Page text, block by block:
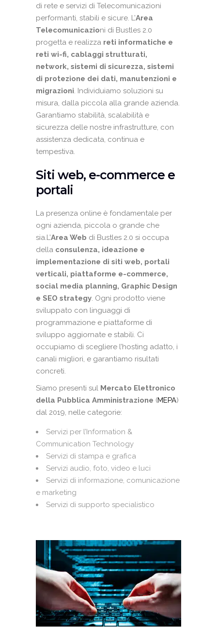
di rete e servizi di Telecomunicazioni
performanti, stabili e sicure. L’Area
Telecomunicazioni di Bustles 2.0
progetta e realizza reti informatiche e
reti wi-fi, cablaggi strutturati,
network, sistemi di sicurezza, sistemi
di protezione dei dati, manutenzioni e
migrazioni. Individuiamo soluzioni su
misura, dalla piccola alla grande azienda.
Garantiamo stabilità, scalabilità e
sicurezza delle nostre infrastrutture, con
assistenza dedicata, continua e
tempestiva.
Siti web, e-commerce e
portali
La presenza online è fondamentale per
ogni azienda, piccola o grande che
sia.L’Area Web di Bustles 2.0 si occupa
della consulenza, ideazione e
implementazione di siti web, portali
verticali, piattaforme e-commerce,
social media planning, Graphic Design
e SEO strategy. Ogni prodotto viene
sviluppato con linguaggi di
programmazione e piattaforme di
sviluppo aggiornate e stabili. Ci
occupiamo di scegliere l’hosting adatto, i
canali migliori, e garantiamo risultati
concreti.
Siamo presenti sul Mercato Elettronico
della Pubblica Amministrazione (MEPA)
dal 2019, nelle categorie:
Servizi per l’Information &
Communication Technology
Servizi di stampa e grafica
Servizi audio, foto, video e luci
Servizi di informazione, comunicazione
e marketing
Servizi di supporto specialistico